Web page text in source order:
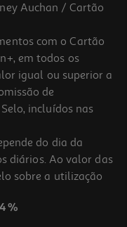
Auchan / Cartão
com o Cartão
em todos os
igual ou superior a
de
incluídos nas
do dia da
diários. Ao valor das
sobre a utilização
%